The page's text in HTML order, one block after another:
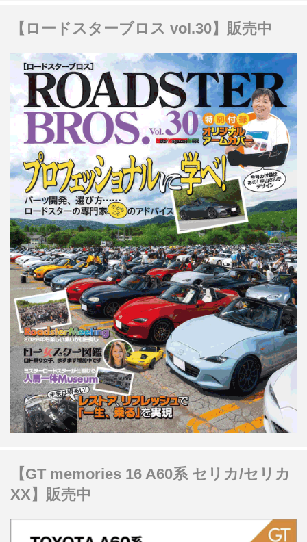
【ロードスターブロス vol.30】販売中
【GT memories 16 A60系 セリカ/セリカ
XX】販売中